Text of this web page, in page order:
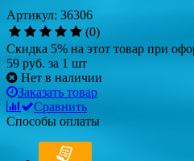
Артикул: 36306
(0)
Скидка 5% на этот товар при
59 руб. за 1 шт
Нет в наличии
Заказать товар
Сравнить
Способы оплаты